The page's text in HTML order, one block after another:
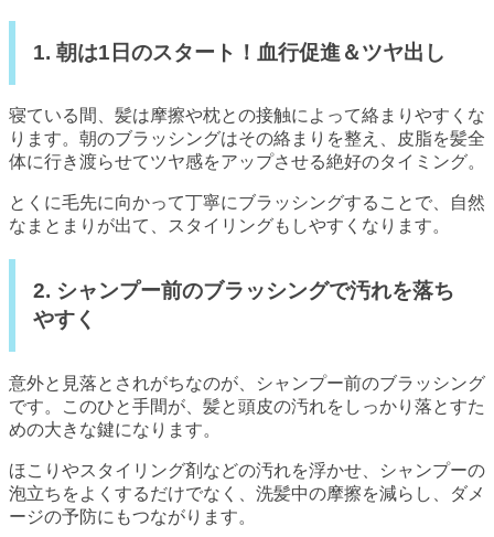
1. 朝は1日のスタート！血行促進＆ツヤ出し
寝ている間、髪は摩擦や枕との接触によって絡まりやすくな
ります。朝のブラッシングはその絡まりを整え、皮脂を髪全
体に行き渡らせてツヤ感をアップさせる絶好のタイミング。
とくに毛先に向かって丁寧にブラッシングすることで、自然
なまとまりが出て、スタイリングもしやすくなります。
2. シャンプー前のブラッシングで汚れを落ち
やすく
意外と見落とされがちなのが、シャンプー前のブラッシング
です。このひと手間が、髪と頭皮の汚れをしっかり落とすた
めの大きな鍵になります。
ほこりやスタイリング剤などの汚れを浮かせ、シャンプーの
泡立ちをよくするだけでなく、洗髪中の摩擦を減らし、ダメ
ージの予防にもつながります。